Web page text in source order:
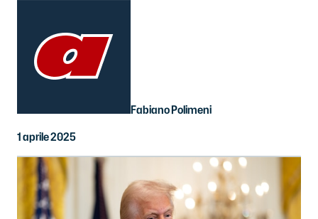
Fabiano Polimeni
1 aprile 2025